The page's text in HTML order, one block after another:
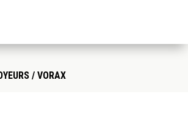
/ VORAX